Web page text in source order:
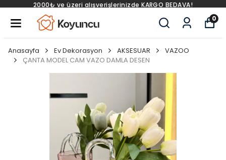
BEDAVA!
2000₺ ve üzeri alışverişlerinizde
0
Anasayfa Ev Dekorasyon AKSESUAR
VAZOO
ÇANTA MODEL CAM VAZO DAMLA DESEN